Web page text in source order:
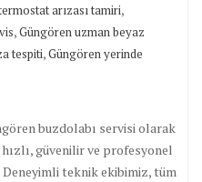
arızası tamiri,
,Güngören uzman beyaz
tespiti,Güngören yerinde
buzdolabı servisi olarak
güvenilir ve profesyonel
teknik ekibimiz, tüm